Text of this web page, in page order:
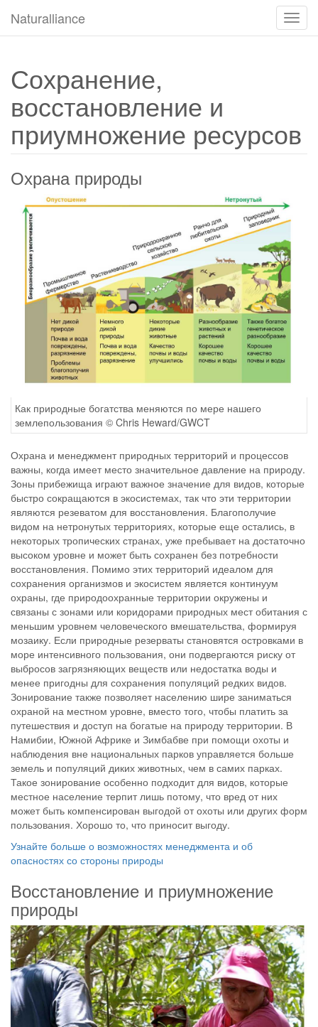
Naturalliance
Сохранение,
восстановление и
приумножение ресурсов
Охрана природы
Как природные богатства меняются по мере нашего
землепользования © Chris Heward/GWCT
Охрана и менеджмент природных территорий и процессов
важны, когда имеет место значительное давление на природу.
Зоны прибежища играют важное значение для видов, которые
быстро сокращаются в экосистемах, так что эти территории
являются резеватом для восстановления. Благополучие
видом на нетронутых территориях, которые еще остались, в
некоторых тропических странах, уже пребывает на достаточно
высоком уровне и может быть сохранен без потребности
восстановления. Помимо этих территорий идеалом для
сохранения организмов и экосистем является континуум
охраны, где природоохранные территории окружены и
связаны с зонами или коридорами природных мест обитания с
меньшим уровнем человеческого вмешательства, формируя
мозаику. Если природные резерваты становятся островками в
море интенсивного пользования, они подвергаются риску от
выбросов загрязняющих веществ или недостатка воды и
менее пригодны для сохранения популяций редких видов.
Зонирование также позволяет населению шире заниматься
охраной на местном уровне, вместо того, чтобы платить за
путешествия и доступ на богатые на природу территории. В
Намибии, Южной Африке и Зимбабве при помощи охоты и
наблюдения вне национальных парков управляется больше
земель и популяций диких животных, чем в самих парках.
Такое зонирование особенно подходит для видов, которые
местное население терпит лишь потому, что вред от них
может быть компенсирован выгодой от охоты или других форм
пользования. Хорошо то, что приносит выгоду.
Узнайте больше о возможностях менеджмента и об
опасностях со стороны природы
Восстановление и приумножение
природы